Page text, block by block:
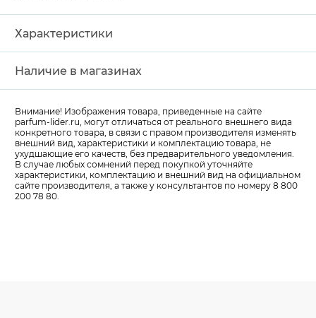
Характеристики
Наличие в магазинах
Внимание! Изображения товара, приведенные на сайте
parfum-lider.ru, могут отличаться от реального внешнего вида
конкретного товара, в связи с правом производителя изменять
внешний вид, характеристики и комплектацию товара, не
ухудшающие его качеств, без предварительного уведомления.
В случае любых сомнений перед покупкой уточняйте
характеристики, комплектацию и внешний вид на официальном
сайте производителя, а также у консультантов по номеру 8 800
200 78 80.